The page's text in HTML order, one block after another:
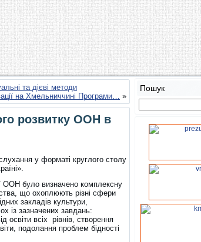
та дієві методи
на Хмельниччині Програми… »
розвитку ООН в
у форматі круглого столу
ООН було визначено комплексну
що охоплюють різні сфери
закладів культури,
із зазначених завдань:
освіти всіх рівнів, створення
подолання проблем бідності
Пошук